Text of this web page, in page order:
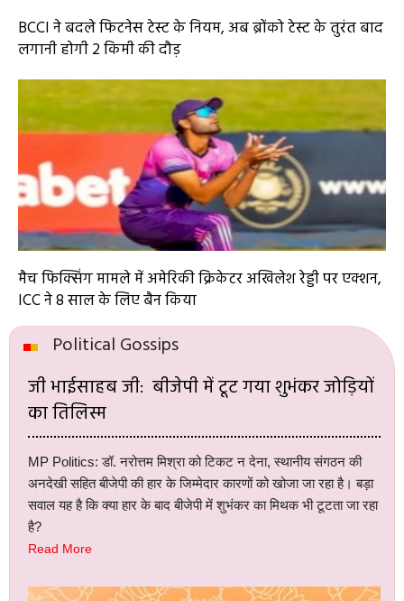
BCCI ने बदले फिटनेस टेस्ट के नियम, अब ब्रोंको टेस्ट के तुरंत बाद
लगानी होगी 2 किमी की दौड़
मैच फिक्सिंग मामले में अमेरिकी क्रिकेटर अखिलेश रेड्डी पर एक्शन,
ICC ने 8 साल के लिए बैन किया
Political Gossips
जी भाईसाहब जी: बीजेपी में टूट गया शुभंकर जोड़ियों
का तिलिस्म
MP Politics: डॉ. नरोत्तम मिश्रा को टिकट न देना, स्थानीय संगठन की
अनदेखी सहित बीजेपी की हार के जिम्मेदार कारणों को खोजा जा रहा है। बड़ा
सवाल यह है कि क्या हार के बाद बीजेपी में शुभंकर का मिथक भी टूटता जा रहा
है?
Read More